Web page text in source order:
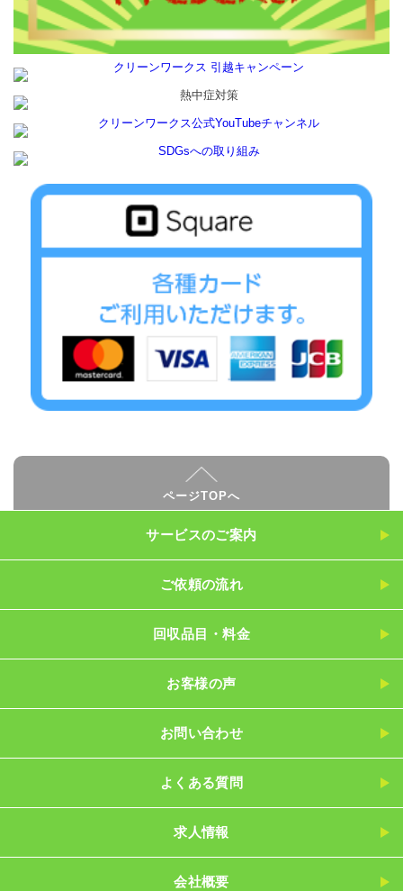
ページTOPへ
サービスのご案内
ご依頼の流れ
回収品目・料金
お客様の声
お問い合わせ
よくある質問
求人情報
会社概要